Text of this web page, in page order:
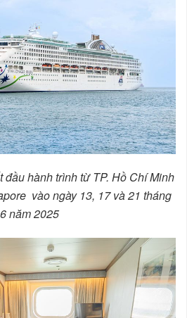
đầu hành trình từ TP. Hồ Chí Minh
vào ngày 13, 17 và 21 tháng
6 năm 2025